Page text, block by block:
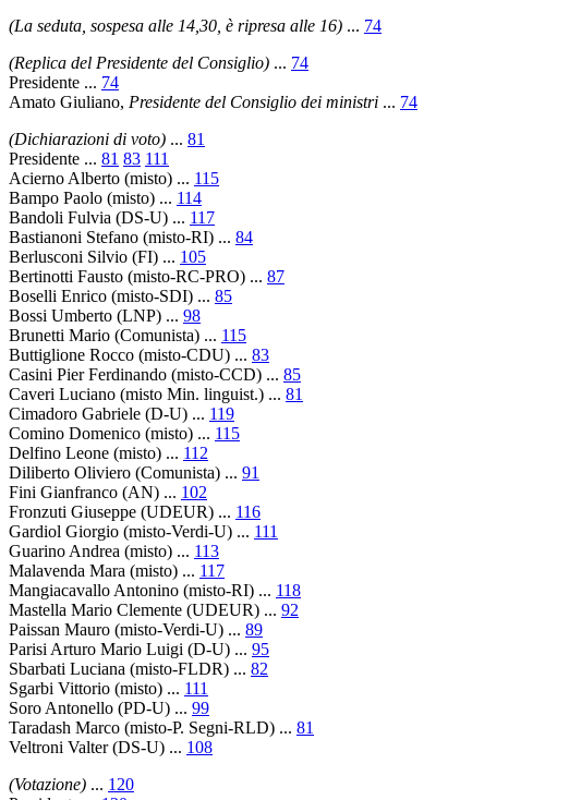
(La seduta, sospesa alle 14,30, è ripresa alle 16) ... 74
(Replica del Presidente del Consiglio) ... 74
Presidente ... 74
Amato Giuliano, Presidente del Consiglio dei ministri ... 74
(Dichiarazioni di voto) ... 81
Presidente ... 81 83 111
Acierno Alberto (misto) ... 115
Bampo Paolo (misto) ... 114
Bandoli Fulvia (DS-U) ... 117
Bastianoni Stefano (misto-RI) ... 84
Berlusconi Silvio (FI) ... 105
Bertinotti Fausto (misto-RC-PRO) ... 87
Boselli Enrico (misto-SDI) ... 85
Bossi Umberto (LNP) ... 98
Brunetti Mario (Comunista) ... 115
Buttiglione Rocco (misto-CDU) ... 83
Casini Pier Ferdinando (misto-CCD) ... 85
Caveri Luciano (misto Min. linguist.) ... 81
Cimadoro Gabriele (D-U) ... 119
Comino Domenico (misto) ... 115
Delfino Leone (misto) ... 112
Diliberto Oliviero (Comunista) ... 91
Fini Gianfranco (AN) ... 102
Fronzuti Giuseppe (UDEUR) ... 116
Gardiol Giorgio (misto-Verdi-U) ... 111
Guarino Andrea (misto) ... 113
Malavenda Mara (misto) ... 117
Mangiacavallo Antonino (misto-RI) ... 118
Mastella Mario Clemente (UDEUR) ... 92
Paissan Mauro (misto-Verdi-U) ... 89
Parisi Arturo Mario Luigi (D-U) ... 95
Sbarbati Luciana (misto-FLDR) ... 82
Sgarbi Vittorio (misto) ... 111
Soro Antonello (PD-U) ... 99
Taradash Marco (misto-P. Segni-RLD) ... 81
Veltroni Valter (DS-U) ... 108
(Votazione) ... 120